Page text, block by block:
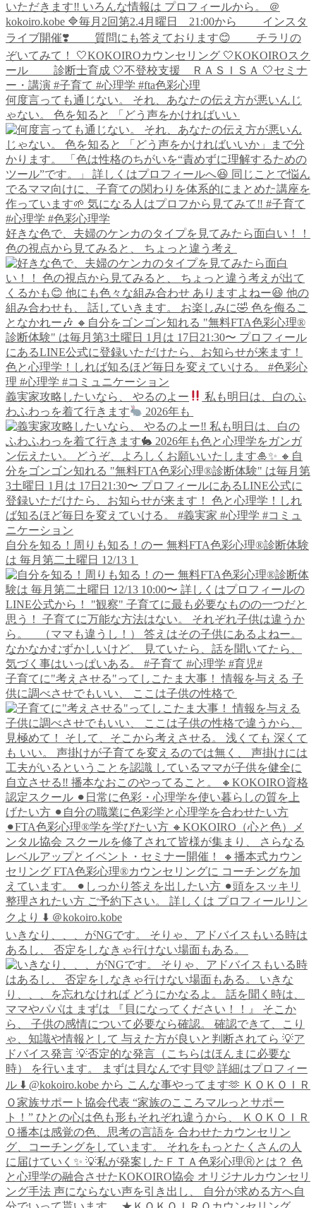
何度言っても通じない。 それ、あなたの伝え方が悪いんじ
ゃない。 色を知ると 「どう声をかければいい
好きな色で、夫婦のケンカのタイプを見てみたら面白い！！
色の視点から見てみると、 ちょっと違う考え
義実家攻略したいなら、 やるのよー
私も明日は、白のふ
わふわっを着て行きます
2026年も
自分を知る！周りも知る！のー 無料FTA色彩心理®︎診断体験
は 毎月第二土曜日 12/13 1
子育てに"考えさせる"ってしこたま大事！ 情報を与える 子
供に調べさせでもいい、 ここは子供の性格で
いきなり、、、がNGです。 そりゃ、アドバイスもいる時は
あるし、 否定をしなきゃ行けない場面もある。